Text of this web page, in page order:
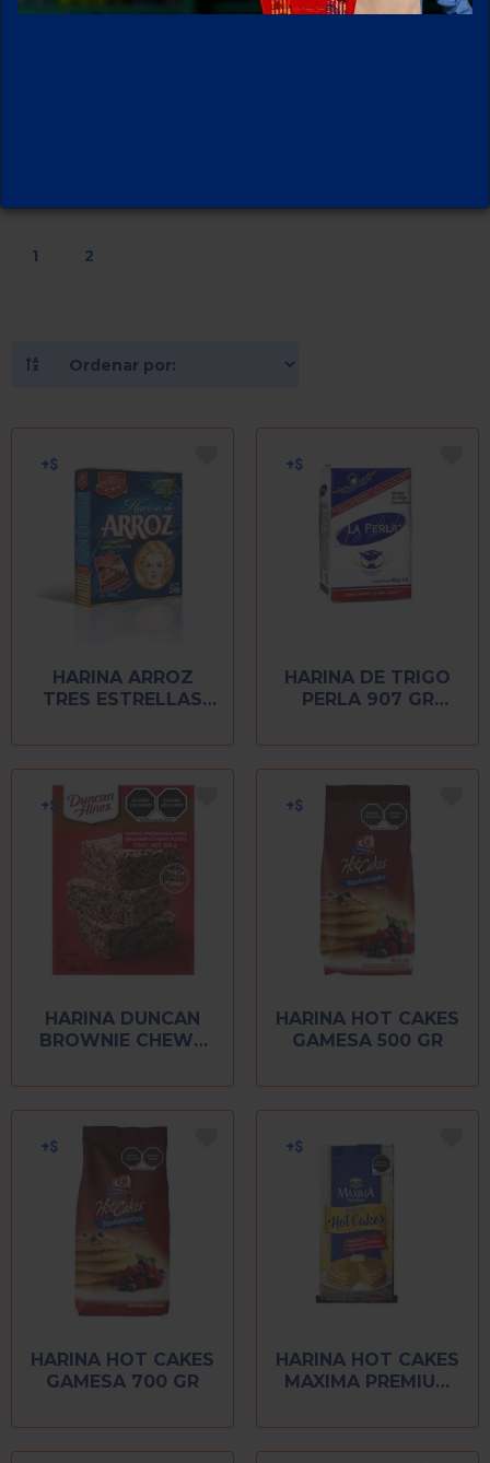
1 2
HARINA ARROZ
TRES ESTRELLAS
HARINA DE TRIGO
PERLA 907 GR
HARINA DUNCAN
BROWNIE CHEWY
HARINA HOT CAKES
GAMESA 500 GR
HARINA HOT CAKES
GAMESA 700 GR
HARINA HOT CAKES
MAXIMA PREMIUM